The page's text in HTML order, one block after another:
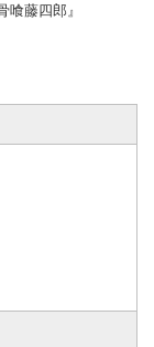
喰藤四郎』